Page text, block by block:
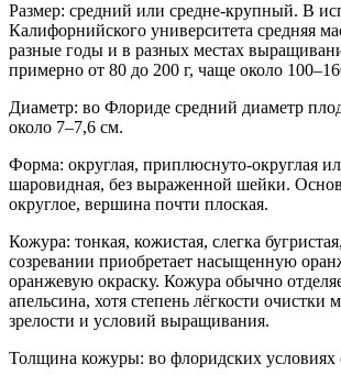
Размер: средний или средне-крупный. В
Калифорнийского университета средняя
разные годы и в разных местах
примерно от 80 до 200 г, чаще около
Диаметр: во Флориде средний диаметр
около 7–7,6 см.
Форма: округлая, приплюснуто-округлая
шаровидная, без выраженной шейки.
округлое, вершина почти плоская.
Кожура: тонкая, кожистая, слегка
созревании приобретает насыщенную
оранжевую окраску. Кожура обычно
апельсина, хотя степень лёгкости очистки
зрелости и условий выращивания.
Толщина кожуры: во флоридских условиях